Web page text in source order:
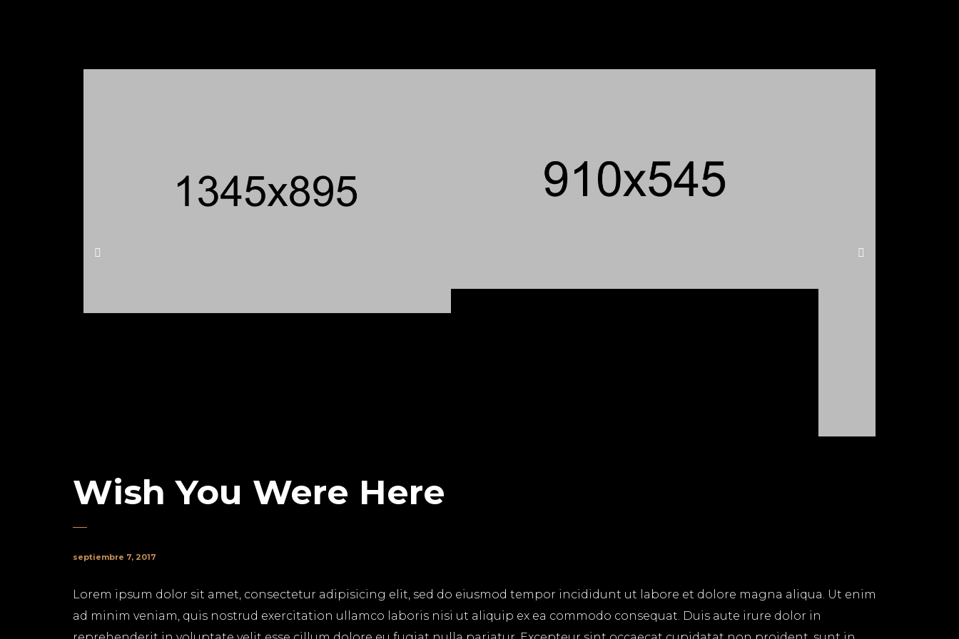
Wish You Were Here
septiembre 7, 2017
Lorem ipsum dolor sit amet, consectetur adipisicing elit, sed do eiusmod tempor incididunt ut labore et dolore magna aliqua. Ut enim
ad minim veniam, quis nostrud exercitation ullamco laboris nisi ut aliquip ex ea commodo consequat. Duis aute irure dolor in